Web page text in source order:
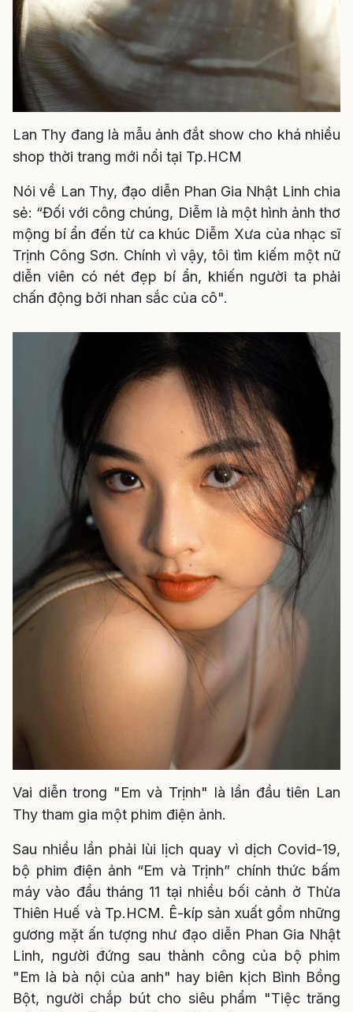
Lan Thy đang là mẫu ảnh đắt show cho khá nhiều
shop thời trang mới nổi tại Tp.HCM
Nói về Lan Thy, đạo diễn Phan Gia Nhật Linh chia
sẻ: “Đối với công chúng, Diễm là một hình ảnh thơ
mộng bí ẩn đến từ ca khúc Diễm Xưa của nhạc sĩ
Trịnh Công Sơn. Chính vì vậy, tôi tìm kiếm một nữ
diễn viên có nét đẹp bí ẩn, khiến người ta phải
chấn động bởi nhan sắc của cô".
Vai diễn trong "Em và Trịnh" là lần đầu tiên Lan
Thy tham gia một phim điện ảnh.
Sau nhiều lần phải lùi lịch quay vì dịch Covid-19,
bộ phim điện ảnh “Em và Trịnh” chính thức bấm
máy vào đầu tháng 11 tại nhiều bối cảnh ở Thừa
Thiên Huế và Tp.HCM. Ê-kíp sản xuất gồm những
gương mặt ấn tượng như đạo diễn Phan Gia Nhật
Linh, người đứng sau thành công của bộ phim
"Em là bà nội của anh" hay biên kịch Bình Bồng
Bột, người chắp bút cho siêu phẩm "Tiệc trăng